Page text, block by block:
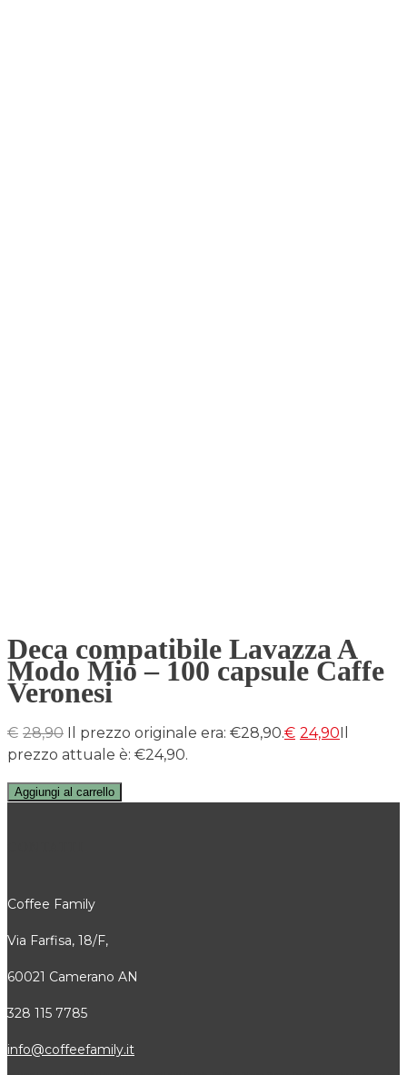
Deca compatibile Lavazza A
Modo Mio – 100 capsule Caffe
Veronesi
€ 28,90 Il prezzo originale era: €28,90.€ 24,90Il
prezzo attuale è: €24,90.
Aggiungi al carrello
Coffee Family
Via Farfisa, 18/F,
60021 Camerano AN
328 115 7785
info@coffeefamily.it